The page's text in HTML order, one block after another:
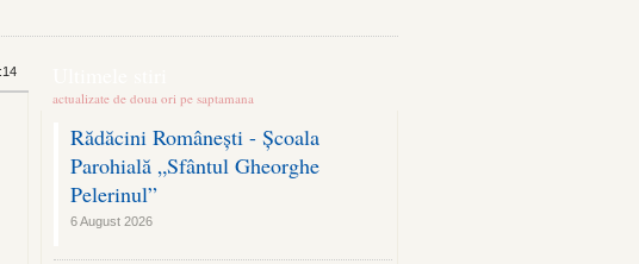
actualizate de doua ori pe saptamana
Rădăcini Românești - Școala
Parohială „Sfântul Gheorghe
Pelerinul”
6 August 2026